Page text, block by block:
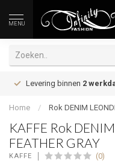
MENU
Levering binnen 2
Home / Rok DENIM
KAFFE Rok
FEATHER GRAY
KAFFE (0)